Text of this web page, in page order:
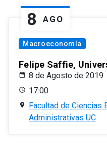
8 AGO
Macroeconomía
Felipe Saffie,
8 de Agosto de 2019
17:00
Facultad de Ciencias
Administrativas UC